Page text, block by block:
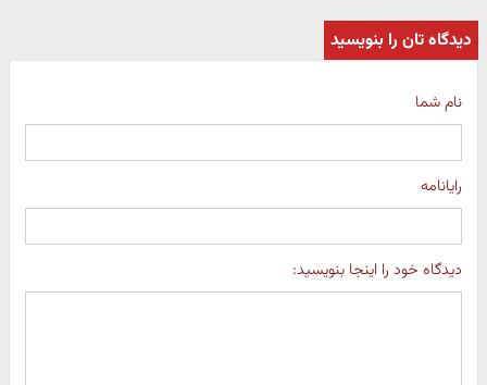
دیدگاه تان را بنویسید
نام شما
رایانامه
دیدگاه خود را اینجا بنویسید: